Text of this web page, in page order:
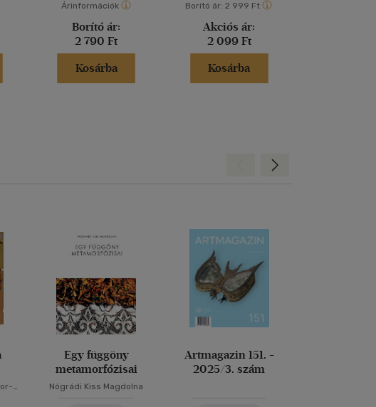
Árinformációk
Borító ár:
2 790 Ft
Kosárba
Borító ár: 2 999 Ft
Akciós ár:
2 099 Ft
Kosárba
Egy függöny
metamorfózisai
Nógrádi Kiss Magdolna
Artmagazin 151. -
2025/3. szám
Előre